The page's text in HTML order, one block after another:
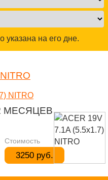
указана на его дне.
МЕСЯЦЕВ
Стоимость
3250 руб.